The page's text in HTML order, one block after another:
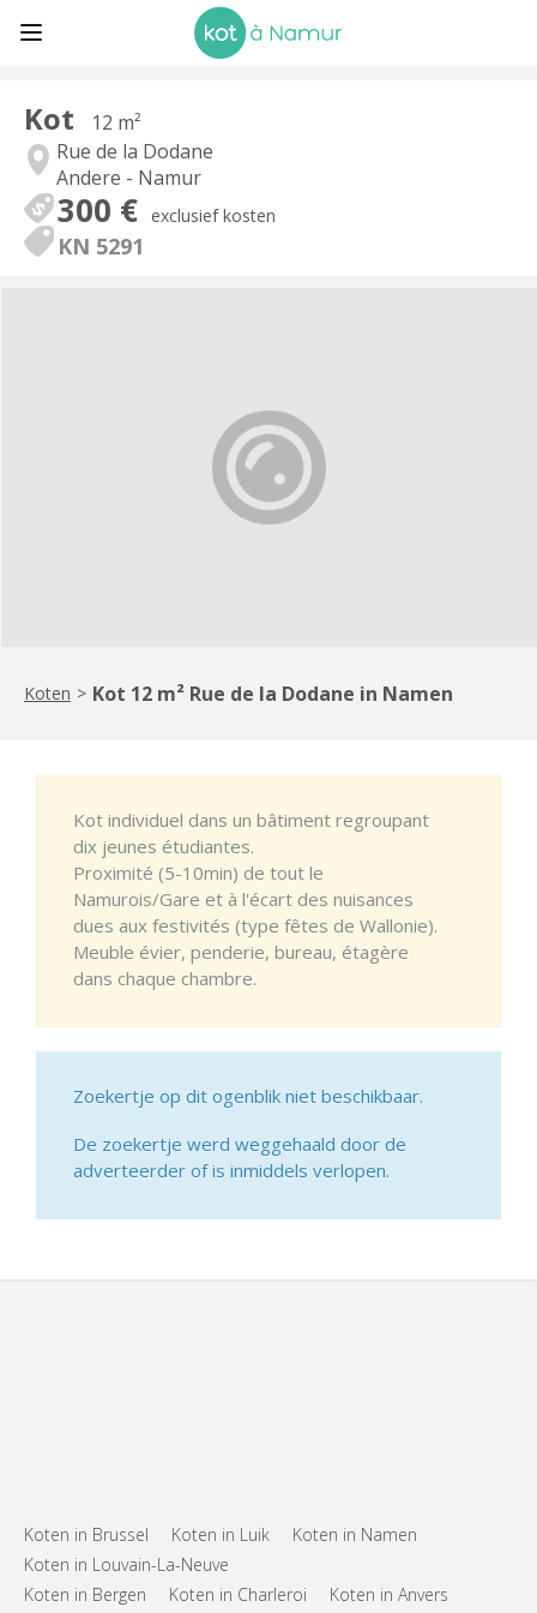
Kot
12 m²
Rue de la Dodane
Andere - Namur
300 € exclusief kosten
KN 5291
Koten > Kot 12 m² Rue de la Dodane in Namen
Kot individuel dans un bâtiment regroupant
dix jeunes étudiantes.
Proximité (5-10min) de tout le
Namurois/Gare et à l'écart des nuisances
dues aux festivités (type fêtes de Wallonie).
Meuble évier, penderie, bureau, étagère
dans chaque chambre.
Zoekertje op dit ogenblik niet beschikbaar.
De zoekertje werd weggehaald door de
adverteerder of is inmiddels verlopen.
Koten in Brussel Koten in Luik
Koten in Namen
Koten in Louvain-La-Neuve
Koten in Bergen
Koten in Charleroi
Koten in Anvers